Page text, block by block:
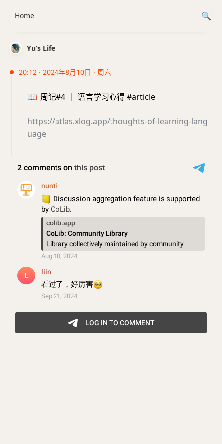
Yu’s Life
20:12 · 2024年8月10日 · 周六
📖 周记#4 ｜ 语言学习心得 #article
https://atlas.xlog.app/thoughts-of-learning-lang
uage
Home